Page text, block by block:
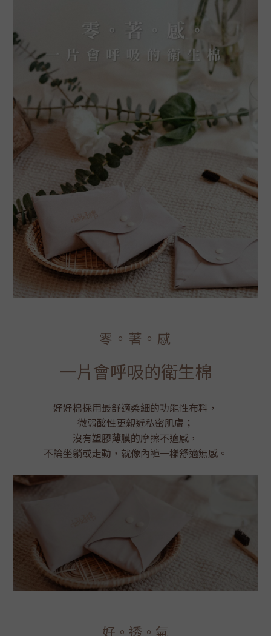
零。著。感
一片會呼吸的衛生棉
好好棉採用最舒適柔細的功能性布料，
微弱酸性更親近私密肌膚；
沒有塑膠薄膜的摩擦不適感，
不論坐躺或走動，就像內褲一樣舒適無感。
好 。 透 。 氣